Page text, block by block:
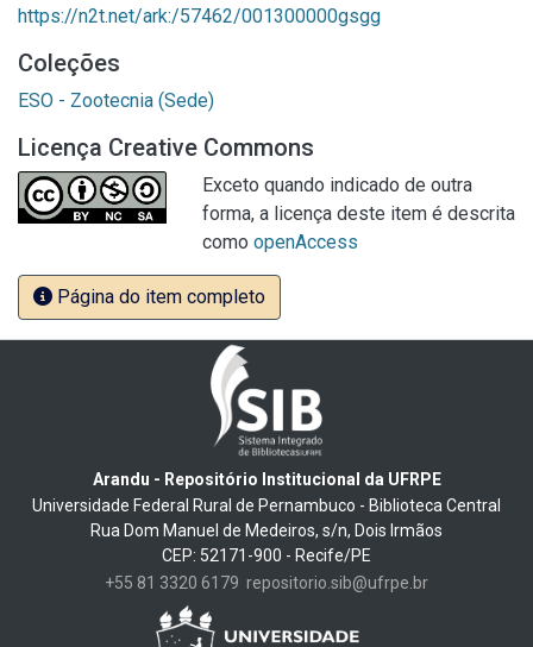
https://n2t.net/ark:/57462/001300000gsgg
Coleções
ESO - Zootecnia (Sede)
Licença Creative Commons
Exceto quando indicado de outra
forma, a licença deste item é descrita
como openAccess
Página do item completo
Arandu - Repositório Institucional da UFRPE
Universidade Federal Rural de Pernambuco - Biblioteca Central
Rua Dom Manuel de Medeiros, s/n, Dois Irmãos
CEP: 52171-900 - Recife/PE
+55 81 3320 6179 repositorio.sib@ufrpe.br